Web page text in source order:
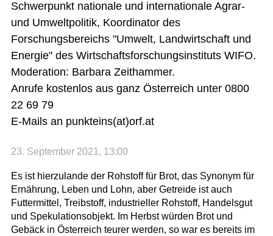
Schwerpunkt nationale und internationale Agrar-
und Umweltpolitik, Koordinator des
Forschungsbereichs "Umwelt, Landwirtschaft und
Energie" des Wirtschaftsforschungsinstituts WIFO.
Moderation: Barbara Zeithammer.
Anrufe kostenlos aus ganz Österreich unter 0800
22 69 79
E-Mails an punkteins(at)orf.at
23. September 2021, 13:00
Es ist hierzulande der Rohstoff für Brot, das Synonym für
Ernährung, Leben und Lohn, aber Getreide ist auch
Futtermittel, Treibstoff, industrieller Rohstoff, Handelsgut
und Spekulationsobjekt. Im Herbst würden Brot und
Gebäck in Österreich teurer werden, so war es bereits im